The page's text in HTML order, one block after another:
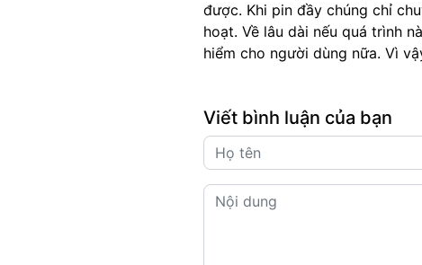
được. Khi pin đầy chúng chỉ
hoạt. Về lâu dài nếu quá trình
hiểm cho người dùng nữa. Vì
Viết bình luận của bạn